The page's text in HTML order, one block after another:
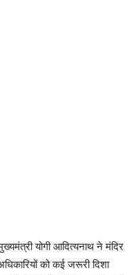
योगी आदित्यनाथ ने मंदिर
को कई जरूरी दिशा